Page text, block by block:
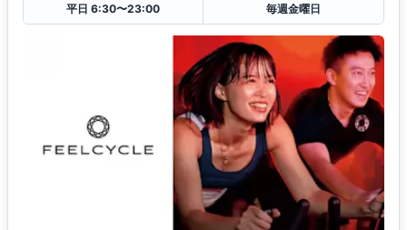
平日 6:30〜23:00
毎週金曜日